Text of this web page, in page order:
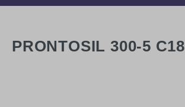
PRONTOSIL 300-5